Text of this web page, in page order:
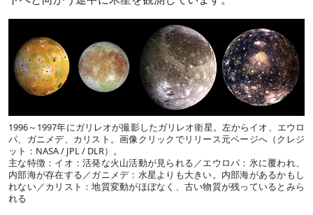
1996～1997年にガリレオが撮影したガリレオ衛星。左からイオ、エウロ
パ、ガニメデ、カリスト。画像クリックでリリース元ページへ（クレジ
ット：NASA / JPL / DLR）。
主な特徴：イオ：活発な火山活動が見られる／エウロパ：氷に覆われ、
内部海が存在する／ガニメデ：水星よりも大きい。内部海があるかもし
れない／カリスト：地質変動がほぼなく、古い物質が残っているとみら
れる